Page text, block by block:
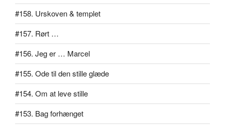
#158. Urskoven & templet
#157. Rørt …
#156. Jeg er … Marcel
#155. Ode til den stille glæde
#154. Om at leve stille
#153. Bag forhænget